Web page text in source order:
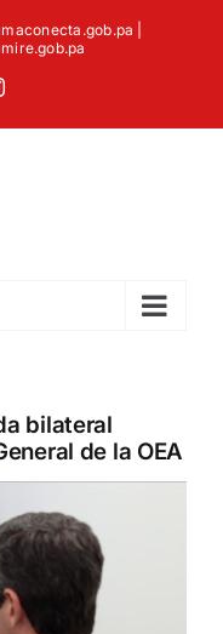
|
Instagram
bilateral
de la OEA